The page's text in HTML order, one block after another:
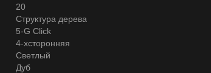
20
Структура дерева
5-G Click
4-хсторонняя
Светлый
Дуб